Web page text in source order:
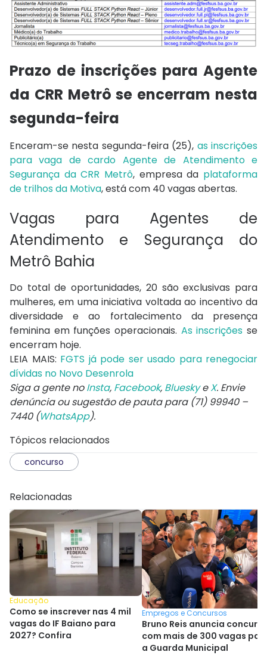
Prazo de inscrições para Agente
da CRR Metrô se encerram nesta
segunda-feira
Enceram-se nesta segunda-feira (25), as inscrições
para vaga de cardo Agente de Atendimento e
Segurança da CRR Metrô, empresa da plataforma
de trilhos da Motiva, está com 40 vagas abertas.
Vagas para Agentes de
Atendimento e Segurança do
Metrô Bahia
Do total de oportunidades, 20 são exclusivas para
mulheres, em uma iniciativa voltada ao incentivo da
diversidade e ao fortalecimento da presença
feminina em funções operacionais. As inscrições se
encerram hoje.
LEIA MAIS: FGTS já pode ser usado para renegociar
dívidas no Novo Desenrola
Siga a gente noInsta, Facebook, BlueskyeX. Envie
denúncia ou sugestão de pauta para (71) 99940 –
7440 (WhatsApp).
Tópicos relacionados
concurso
Relacionadas
Educação
Como se inscrever nas 4 mil
vagas do IF Baiano para
2027? Confira
Empregos e Concursos
Bruno Reis anuncia
com mais de 300 vagas
a Guarda Municipal